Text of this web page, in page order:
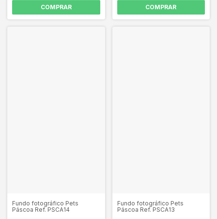
COMPRAR COMPRAR
Fundo fotográfico Pets
Páscoa Ref. PSCA14
Fundo fotográfico Pets
Páscoa Ref. PSCA13